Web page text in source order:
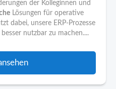
der Kolleginnen und
Lösungen für operative
dabei, unsere ERP-Prozesse
nutzbar zu machen....